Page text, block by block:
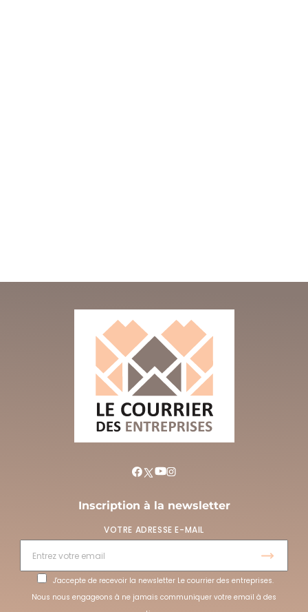
Inscription à la newsletter
VOTRE ADRESSE E-MAIL
J'accepte de recevoir la newsletter Le courrier des entreprises.
Nous nous engageons à ne jamais communiquer votre email à des